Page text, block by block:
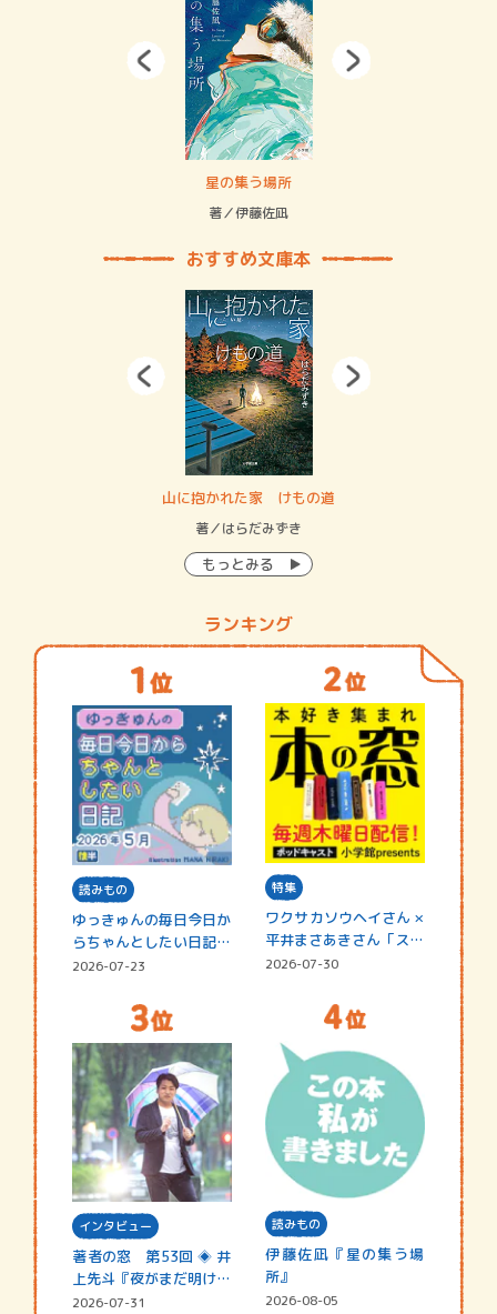
星の集う場所
著／伊藤佐凪
おすすめ文庫本
山に抱かれた家 けもの道
著／はらだみずき
もっとみる
ランキング
読みもの
ゆっきゅんの毎日今日か
らちゃんとしたい日記
☆202…
2026-07-23
特集
ワクサカソウヘイさん ×
平井まさあきさん「スペ
シャ…
2026-07-30
インタビュー
著者の窓 第53回 ◈ 井
上先斗『夜がまだ明けな
い』
2026-07-31
読みもの
伊藤佐凪『星の集う場
所』
2026-08-05